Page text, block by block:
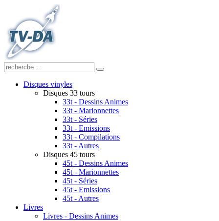
Disques vinyles
Disques 33 tours
33t - Dessins Animes
33t - Marionnettes
33t - Séries
33t - Emissions
33t - Compilations
33t - Autres
Disques 45 tours
45t - Dessins Animes
45t - Marionnettes
45t - Séries
45t - Emissions
45t - Autres
Livres
Livres - Dessins Animes